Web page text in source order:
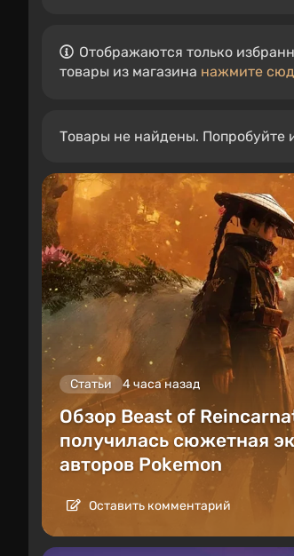
Отображаются только
товары из магазина нажмите
Товары не найдены. Попробуйте
Статьи 4 часа назад
Обзор Beast of
получилась сюжетная
авторов Pokemon
Оставить комментарий